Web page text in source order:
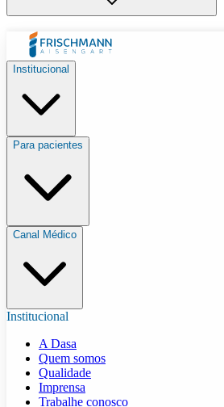
Institucional
Para pacientes
Canal Médico
Institucional
A Dasa
Quem somos
Qualidade
Imprensa
Trabalhe conosco